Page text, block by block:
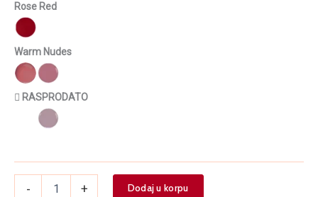
Rose Red
Warm Nudes
￿ RASPRODATO
- + Dodaj u korpu